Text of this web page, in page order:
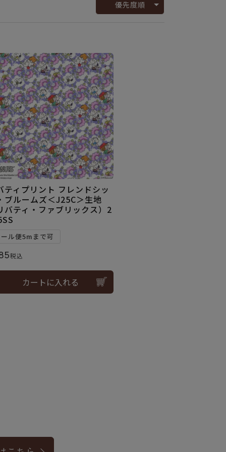
優先度順
ティプリント フレンドシッ
ブルームズ＜J25C＞生地
バティ・ファブリックス）2
ル便5mまで可
税込
カートに入れる